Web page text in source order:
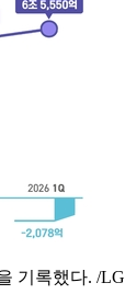
기록했다. /LG